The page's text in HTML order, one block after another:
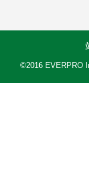
©2016 EVERPRO